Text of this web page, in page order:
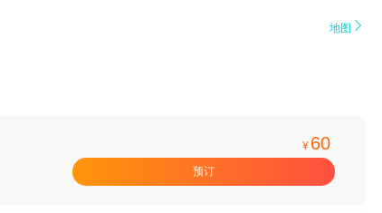
地图 
¥ 60
预订